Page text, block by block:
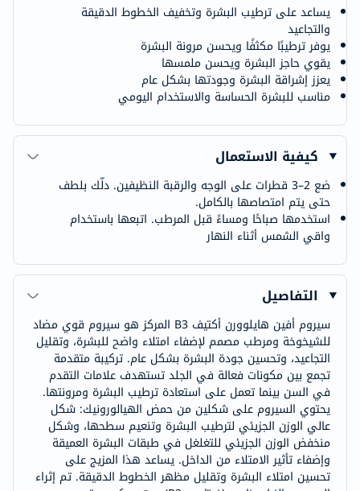
يساعد على ترطيب البشرة وتخفيف الخطوط الدقيقة
والتجاعيد
يوفر ترطيبًا مكثفًا ويحسن مرونة البشرة
يقوي حاجز البشرة ويحسن ملمسها
يعزز إشراقة البشرة وجودتها بشكل عام
مناسب للبشرة الحساسة والاستخدام اليومي
كيفية الاستعمال
ضع 2–3 قطرات على الوجه والرقبة النظيفين. دلّك بلطف
حتى يتم امتصاصها بالكامل.
استخدمها صباحًا ومساءً قبل المرطب. اتبعها باستخدام
واقي الشمس أثناء النهار
التفاصيل
سيروم أفين هايلوورن أكتيف B3 المركز هو سيروم قوي مضاد
للشيخوخة ومرطب مصمم لإضفاء امتلاء واضح للبشرة، وتقليل
التجاعيد، وتحسين جودة البشرة بشكل عام. تركيبة متقدمة
تجمع بين مكونات فعالة في الجلد تستهدف علامات التقدم
في السن بينما تعمل على استعادة ترطيب البشرة ومرونتها.
يحتوي السيروم على شكلين من حمض الهيالورونيك: شكل
عالي الوزن الجزيئي لترطيب البشرة وتنعيم سطحها، وشكل
منخفض الوزن الجزيئي للتغلغل في طبقات البشرة العميقة
وإضفاء تأثير الامتلاء من الداخل. يساعد هذا المزيج على
تحسين امتلاء البشرة وتقليل مظهر الخطوط الدقيقة. تم إثراء